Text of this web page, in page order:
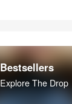
Bestsellers
Explore The Drop